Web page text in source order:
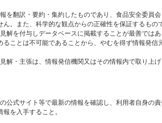
翻訳・要約・集約したものであり、食品安全委員
。また、科学的な観点からの正確性を保証するもの
を付与しデータベースに掲載することが最善では
ことは不可能であることから、やむを得ず情報発信
・主張は、情報発信機関又はその情報内で取り上げ
式サイト等で最新の情報を確認し、利用者自身の
を入手すること。